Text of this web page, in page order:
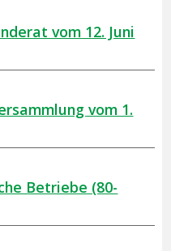
vom 12. Juni
vom 1.
Betriebe (80-